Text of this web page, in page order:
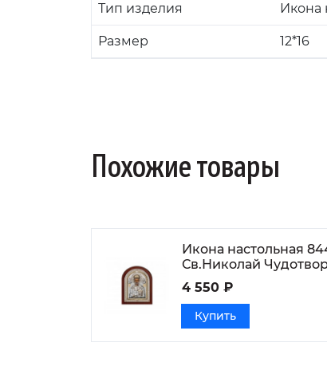
Тип изделия Икона
Размер 12*16
Похожие товары
Икона настольная
Св.Николай
4 550 ₽
Купить